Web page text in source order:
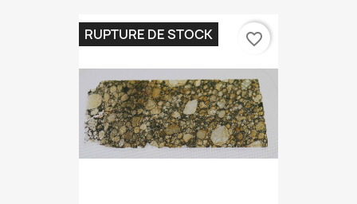
RUPTURE DE STOCK favorite_border